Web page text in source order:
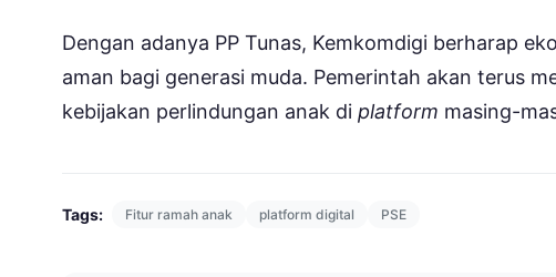
Dengan adanya PP Tunas, Kemkomdigi berharap
aman bagi generasi muda. Pemerintah akan terus
kebijakan perlindungan anak di platform masing-
Tags: Fitur ramah anak platform digital PSE